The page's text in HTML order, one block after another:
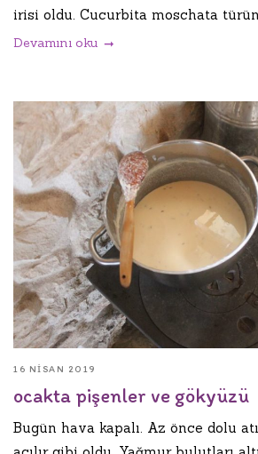
irisi oldu. Cucurbita moschata
Devamını oku
16 NISAN 2019
ocakta pişenler ve gökyüzü
Bugün hava kapalı. Az önce dolu